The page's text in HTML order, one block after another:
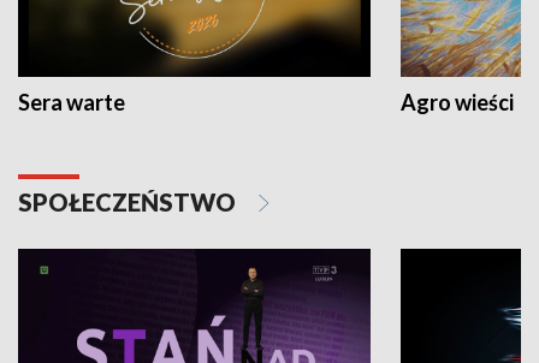
Sera warte Agro wieści
SPOŁECZEŃSTWO